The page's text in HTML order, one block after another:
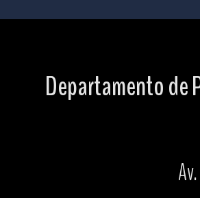
Departamento de